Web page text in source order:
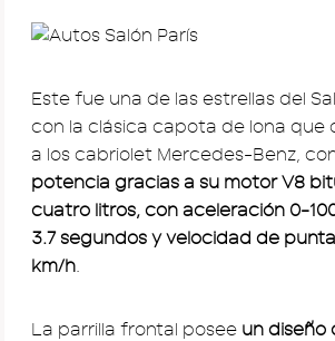
Este fue una de las estrellas del
con la clásica capota de lona que
a los cabriolet Mercedes-Benz,
potencia gracias a su motor V8
cuatro litros, con aceleración 0-
3.7 segundos y velocidad de
km/h.
La parrilla frontal posee un diseño